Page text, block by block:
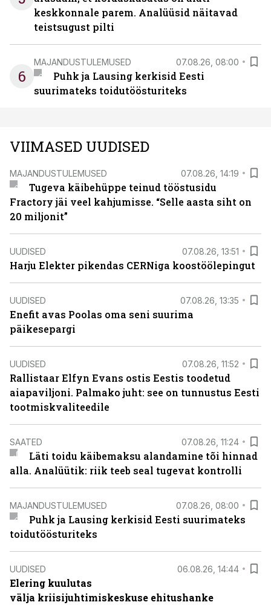
keskkonnale parem. Analüüsid näitavad
teistsugust pilti
6
MAJANDUSTULEMUSED 07.08.26, 08:00
Puhk ja Lausing kerkisid Eesti
suurimateks toidutöösturiteks
VIIMASED UUDISED
MAJANDUSTULEMUSED 07.08.26, 14:19
Tugeva käibehüppe teinud tööstusidu
Fractory jäi veel kahjumisse. “Selle aasta siht on
20 miljonit”
UUDISED 07.08.26, 13:51
Harju Elekter pikendas CERNiga koostöölepingut
UUDISED 07.08.26, 13:35
Enefit avas Poolas oma seni suurima
päikesepargi
UUDISED 07.08.26, 11:52
Rallistaar Elfyn Evans ostis Eestis toodetud
aiapaviljoni. Palmako juht: see on tunnustus Eesti
tootmiskvaliteedile
SAATED 07.08.26, 11:24
Läti toidu käibemaksu alandamine tõi hinnad
alla. Analüütik: riik teeb seal tugevat kontrolli
MAJANDUSTULEMUSED 07.08.26, 08:00
Puhk ja Lausing kerkisid Eesti suurimateks
toidutöösturiteks
UUDISED 06.08.26, 14:44
Elering kuulutas
välja kriisijuhtimiskeskuse ehitushanke